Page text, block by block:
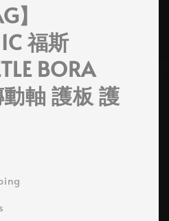
】
福斯
BORA
軸 護板 護